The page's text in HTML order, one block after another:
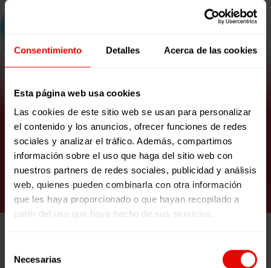
Consentimiento Detalles Acerca de las cookies
Esta página web usa cookies
Las cookies de este sitio web se usan para personalizar
el contenido y los anuncios, ofrecer funciones de redes
sociales y analizar el tráfico. Además, compartimos
información sobre el uso que haga del sitio web con
nuestros partners de redes sociales, publicidad y análisis
web, quienes pueden combinarla con otra información
que les haya proporcionado o que hayan recopilado a
partir del uso que haya hecho de sus servicios.
Necesarias
"Colorines en el mar": Finalista
Un Mundo de Cuento
VER RECURSO